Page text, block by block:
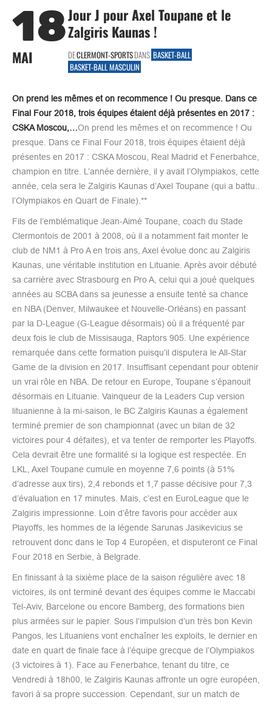
18
MAI
Jour J pour Axel Toupane et le
Zalgiris Kaunas !
DECLERMONT-SPORTSDANS BASKET-BALL
BASKET-BALL MASCULIN
On prend les mêmes et on recommence ! Ou presque. Dans ce
Final Four 2018, trois équipes étaient déjà présentes en 2017 :
CSKA Moscou,…On prend les mêmes et on recommence ! Ou
presque. Dans ce Final Four 2018, trois équipes étaient déjà
présentes en 2017 : CSKA Moscou, Real Madrid et Fenerbahce,
champion en titre. L’année dernière, il y avait l’Olympiakos, cette
année, cela sera le Zalgiris Kaunas d’Axel Toupane (qui a battu..
l’Olympiakos en Quart de Finale).**
Fils de l’emblématique Jean-Aimé Toupane, coach du Stade
Clermontois de 2001 à 2008, où il a notamment fait monter le
club de NM1 à Pro A en trois ans, Axel évolue donc au Zalgiris
Kaunas, une véritable institution en Lituanie. Après avoir débuté
sa carrière avec Strasbourg en Pro A, celui qui a joué quelques
années au SCBA dans sa jeunesse a ensuite tenté sa chance
en NBA (Denver, Milwaukee et Nouvelle-Orléans) en passant
par la D-League (G-League désormais) où il a fréquenté par
deux fois le club de Missisauga, Raptors 905. Une expérience
remarquée dans cette formation puisqu’il disputera le All-Star
Game de la division en 2017. Insuffisant cependant pour obtenir
un vrai rôle en NBA. De retour en Europe, Toupane s’épanouit
désormais en Lituanie. Vainqueur de la Leaders Cup version
lituanienne à la mi-saison, le BC Zalgiris Kaunas a également
terminé premier de son championnat (avec un bilan de 32
victoires pour 4 défaites), et va tenter de remporter les Playoffs.
Cela devrait être une formalité si la logique est respectée. En
LKL, Axel Toupane cumule en moyenne 7,6 points (à 51%
d’adresse aux tirs), 2,4 rebonds et 1,7 passe décisive pour 7,3
d’évaluation en 17 minutes. Mais, c’est en EuroLeague que le
Zalgiris impressionne. Loin d’être favoris pour accéder aux
Playoffs, les hommes de la légende Sarunas Jasikevicius se
retrouvent donc dans le Top 4 Européen, et disputeront ce Final
Four 2018 en Serbie, à Belgrade.
En finissant à la sixième place de la saison régulière avec 18
victoires, ils ont terminé devant des équipes comme le Maccabi
Tel-Aviv, Barcelone ou encore Bamberg, des formations bien
plus armées sur le papier. Sous l’impulsion d’un très bon Kevin
Pangos, les Lituaniens vont enchaîner les exploits, le dernier en
date en quart de finale face à l’équipe grecque de l’Olympiakos
(3 victoires à 1). Face au Fenerbahce, tenant du titre, ce
Vendredi à 18h00, le Zalgiris Kaunas affronte un ogre européen,
favori à sa propre succession. Cependant, sur un match de